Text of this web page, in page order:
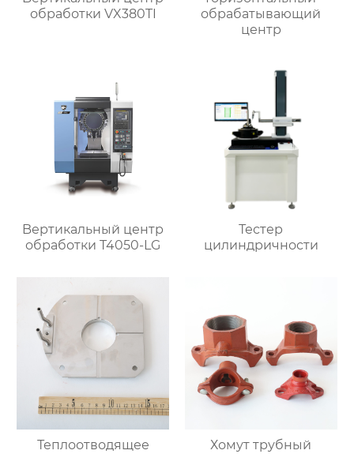
обработки VX380TI
обрабатывающий
центр
Bертикальный центр
обработки T4050-LG
Тестер
цилиндричности
Теплоотводящее
Хомут трубный